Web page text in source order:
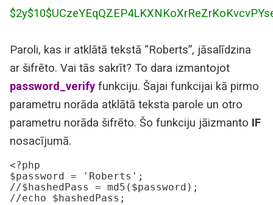
Paroli, kas ir atklātā tekstā “Roberts”, jāsalīdzina
ar šifrēto. Vai tās sakrīt? To dara izmantojot
password_verify funkciju. Šajai funkcijai kā pirmo
parametru norāda atklātā teksta parole un otro
parametru norāda šifrēto. Šo funkciju jāizmanto IF
nosacījumā.
<?php
$password = 'Roberts';
//$hashedPass = md5($password);
//echo $hashedPass;